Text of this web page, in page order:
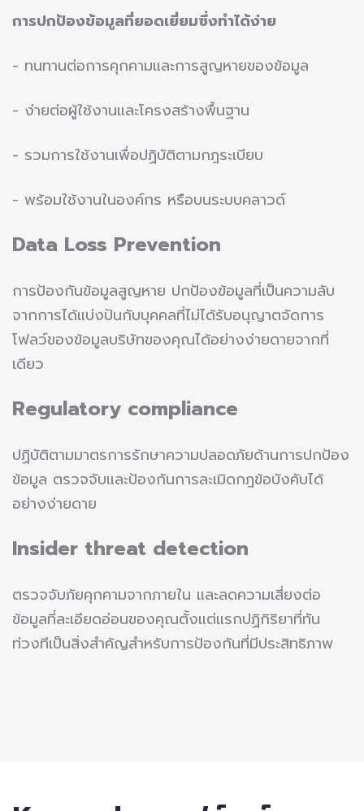
การปกป้องข้อมูลที่ยอดเยี่ยมซึ่งทำได้ง่าย
- ทนทานต่อการคุกคามและการสูญหายของข้อมูล
- ง่ายต่อผู้ใช้งานและโครงสร้างพื้นฐาน
- รวมการใช้งานเพื่อปฏิบัติตามกฎระเบียบ
- พร้อมใช้งานในองค์กร หรือบนระบบคลาวด์
Data Loss Prevention
การป้องกันข้อมูลสูญหาย ปกป้องข้อมูลที่เป็นความลับ
จากการได้แบ่งปันกับบุคคลที่ไม่ได้รับอนุญาตจัดการ
โฟลว์ของข้อมูลบริษัทของคุณได้อย่างง่ายดายจากที่
เดียว
Regulatory compliance
ปฏิบัติตามมาตรการรักษาความปลอดภัยด้านการปกป้อง
ข้อมูล ตรวจจับและป้องกันการละเมิดกฎข้อบังคับได้
อย่างง่ายดาย
Insider threat detection
ตรวจจับภัยคุกคามจากภายใน และลดความเสี่ยงต่อ
ข้อมูลที่ละเอียดอ่อนของคุณตั้งแต่แรกปฏิกิริยาที่ทัน
ท่วงทีเป็นสิ่งสำคัญสำหรับการป้องกันที่มีประสิทธิภาพ